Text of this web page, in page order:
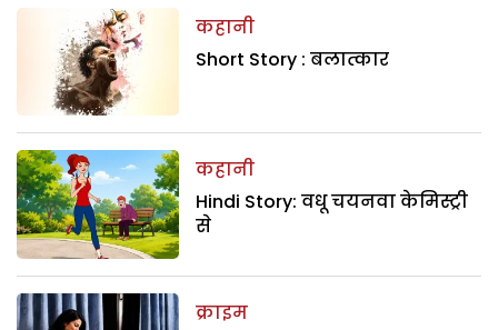
कहानी
Short Story : बलात्कार
कहानी
Hindi Story: वधू चयनवा केमिस्ट्री
से
क्राइम